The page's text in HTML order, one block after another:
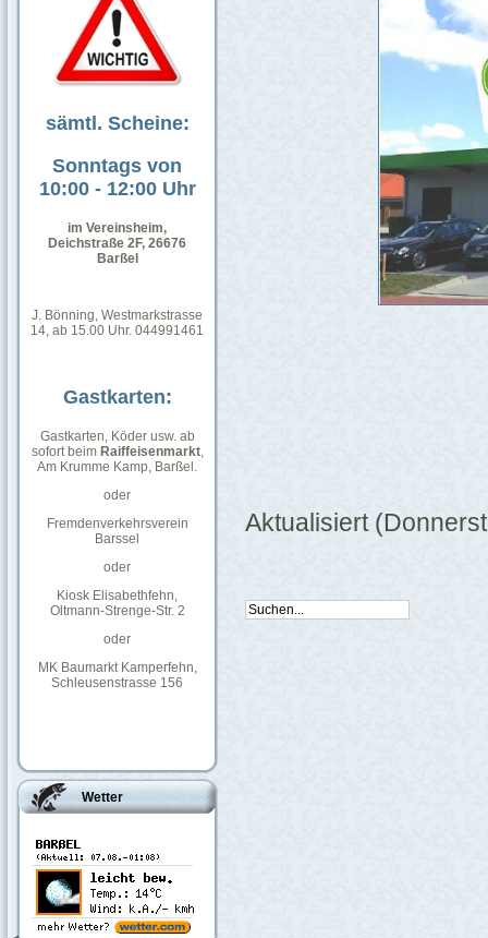
sämtl. Scheine:
Sonntags von
10:00 - 12:00 Uhr
im Vereinsheim,
Deichstraße 2F, 26676
Barßel
J. Bönning, Westmarkstrasse
14, ab 15.00 Uhr. 044991461
Gastkarten:
Gastkarten, Köder usw. ab
sofort beim Raiffeisenmarkt,
Am Krumme Kamp, Barßel.
oder
Fremdenverkehrsverein
Barssel
oder
Kiosk Elisabethfehn,
Oltmann-Strenge-Str. 2
oder
MK Baumarkt Kamperfehn,
Schleusenstrasse 156
Wetter
Aktualisiert